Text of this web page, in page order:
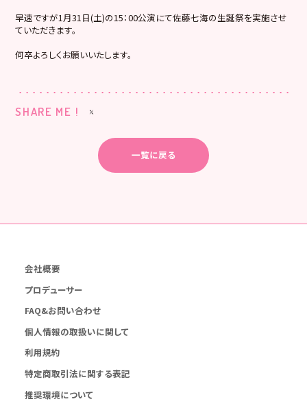
早速ですが1月31日(土)の15：00公演にて佐藤七海の生誕祭を実施させ
ていただきます。
何卒よろしくお願いいたします。
SHARE ME !
一覧に戻る
会社概要
プロデューサー
FAQ&お問い合わせ
個人情報の取扱いに関して
利用規約
特定商取引法に関する表記
推奨環境について